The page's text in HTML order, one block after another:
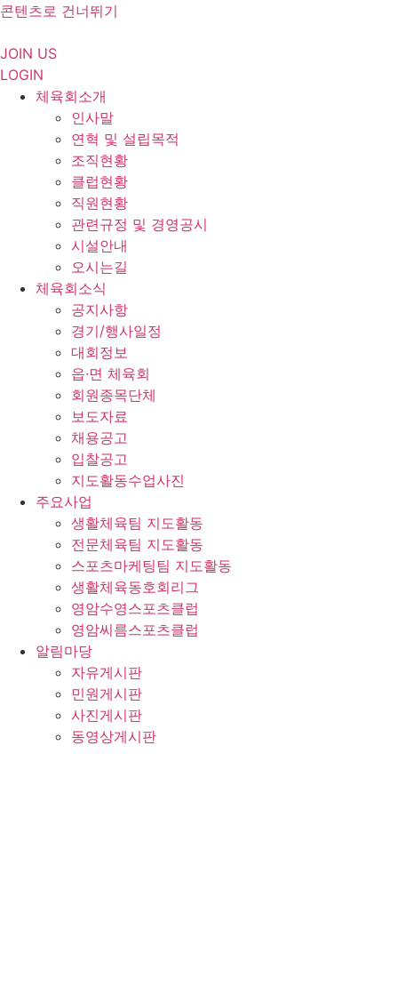
콘텐츠로 건너뛰기
JOIN US
LOGIN
체육회소개
인사말
연혁 및 설립목적
조직현황
클럽현황
직원현황
관련규정 및 경영공시
시설안내
오시는길
체육회소식
공지사항
경기/행사일정
대회정보
읍·면 체육회
회원종목단체
보도자료
채용공고
입찰공고
지도활동수업사진
주요사업
생활체육팀 지도활동
전문체육팀 지도활동
스포츠마케팅팀 지도활동
생활체육동호회리그
영암수영스포츠클럽
영암씨름스포츠클럽
알림마당
자유게시판
민원게시판
사진게시판
동영상게시판